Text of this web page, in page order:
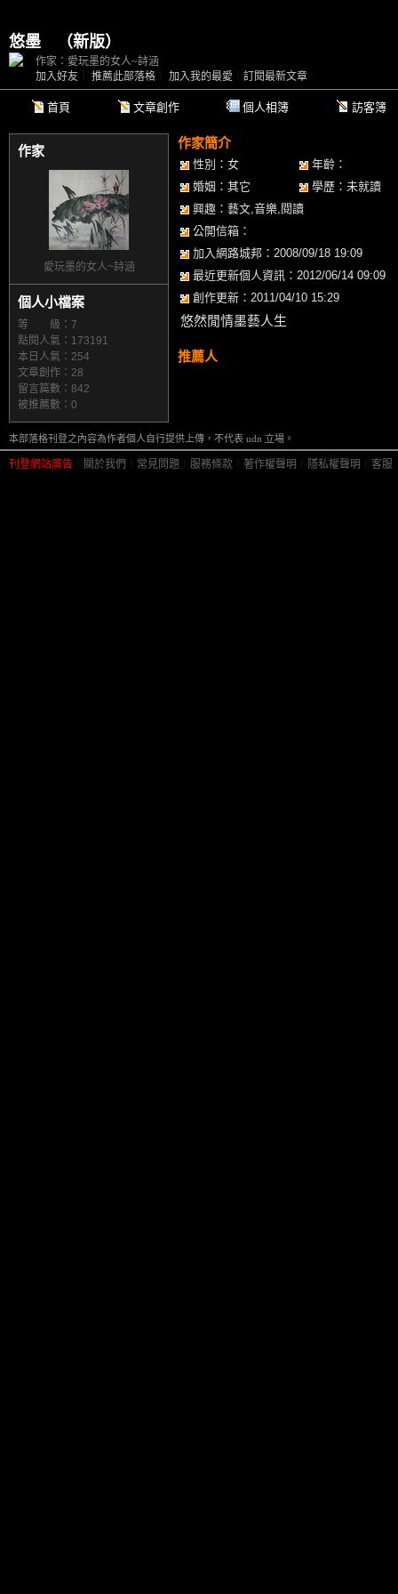
悠墨 （新版）
首頁 文章創作 個人相簿 訪客簿
加入好友 推薦此部落格 加入我的最愛 訂閱最新文章
作家：愛玩墨的女人~詩涵
作家
愛玩墨的女人~詩涵
個人小檔案
等 級：7
點閱人氣：173191
本日人氣：254
文章創作：28
留言篇數：842
被推薦數： 0
作家簡介
性別：女
年齡：
婚姻：其它
學歷：未就讀
興趣：藝文,音樂,閱讀
公開信箱：
加入網路城邦：2008/09/18 19:09
最近更新個人資訊：2012/06/14 09:09
創作更新：2011/04/10 15:29
悠然閒情墨藝人生
推薦人
本部落格刊登之內容為作者個人自行提供上傳，不代表 udn 立場。
刊登網站廣告 關於我們 常見問題 服務條款 著作權聲明 隱私權聲明 客服